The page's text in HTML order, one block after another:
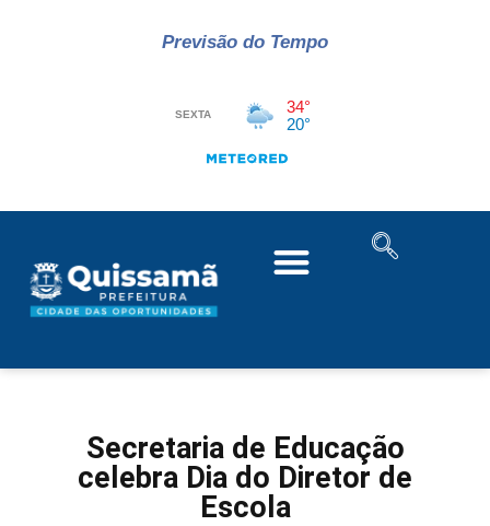
Previsão do Tempo
Secretaria de Educação
celebra Dia do Diretor de
Escola